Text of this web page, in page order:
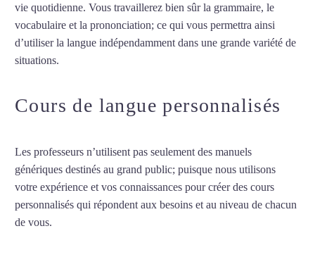
vie quotidienne. Vous travaillerez bien sûr la grammaire, le
vocabulaire et la prononciation; ce qui vous permettra ainsi
d’utiliser la langue indépendamment dans une grande variété de
situations.
Cours de langue personnalisés
Les professeurs n’utilisent pas seulement des manuels
génériques destinés au grand public; puisque nous utilisons
votre expérience et vos connaissances pour créer des cours
personnalisés qui répondent aux besoins et au niveau de chacun
de vous.